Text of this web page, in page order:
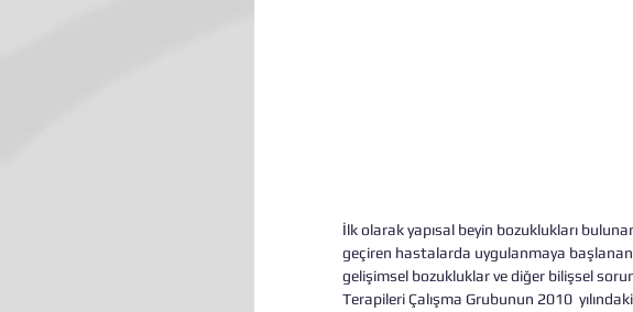
İlk olarak yapısal beyin bozuklukları
geçiren hastalarda uygulanmaya
gelişimsel bozukluklar ve diğer bilişsel
Terapileri Çalışma Grubunun 2010